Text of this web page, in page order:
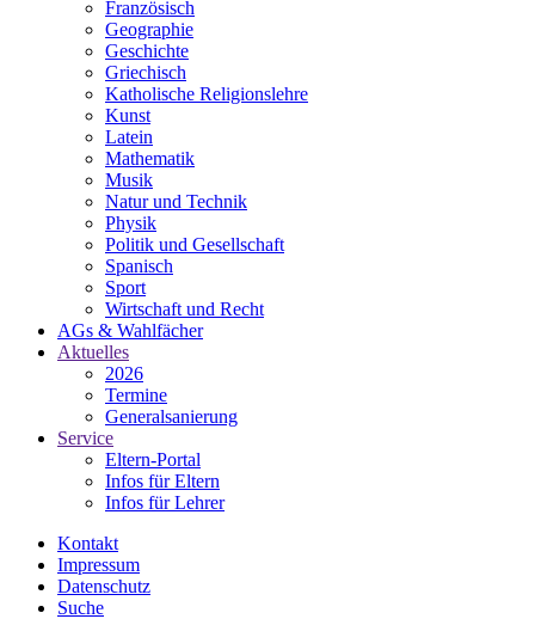
Französisch
Geographie
Geschichte
Griechisch
Katholische Religionslehre
Kunst
Latein
Mathematik
Musik
Natur und Technik
Physik
Politik und Gesellschaft
Spanisch
Sport
Wirtschaft und Recht
AGs & Wahlfächer
Aktuelles
2026
Termine
Generalsanierung
Service
Eltern-Portal
Infos für Eltern
Infos für Lehrer
Kontakt
Impressum
Datenschutz
Suche